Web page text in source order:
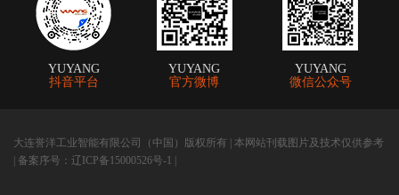
YUYANG
抖音平台
YUYANG
官方微博
YUYANG
微信公众号
大连誉洋工业智能有限公司（中国）版权所有 | 本网站刊载图片及技术仅供参考
| 备案序号：辽ICP备15000526号-1 |